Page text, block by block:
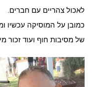
לאכול צהריים עם חברים.
של מסיבות חוף ועוד זכור